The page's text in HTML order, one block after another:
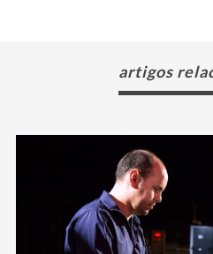
artigos